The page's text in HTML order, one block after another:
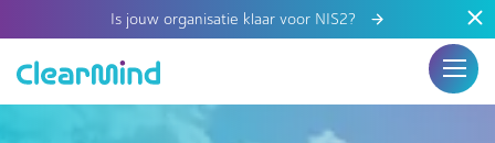
Is jouw organisatie klaar voor NIS2?